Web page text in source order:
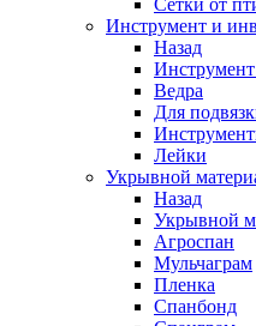
Сетки от
Инструмент и
Назад
Ведра
Для
Лейки
Укрывной
Назад
Укрывной
Агроспан
Мульчаграм
Пленка
Спанбонд